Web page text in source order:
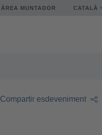
ÀREA MUNTADOR CATALÀ
Compartir esdeveniment